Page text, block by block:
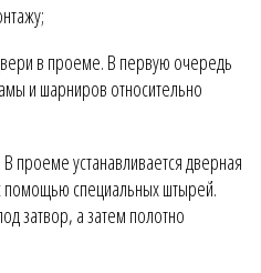
в проеме. В первую очередь
и шарниров относительно
проеме устанавливается дверная
помощью специальных штырей.
затвор, а затем полотно